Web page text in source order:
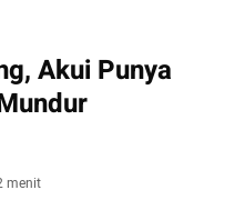
Akui Punya
menit